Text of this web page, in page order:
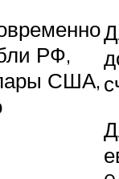
РФ,
США,